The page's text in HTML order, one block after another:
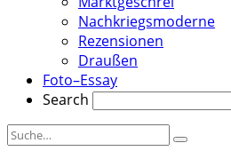
Nachkriegsmoderne
Rezensionen
Draußen
Foto–Essay
Search